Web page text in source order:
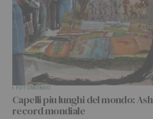
FOTO MONDO
Capelli piu lunghi del mondo:
record mondiale